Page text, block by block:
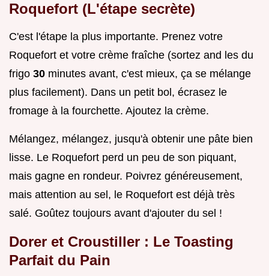
Roquefort (L'étape secrète)
C'est l'étape la plus importante. Prenez votre
Roquefort et votre crème fraîche (sortez and les du
frigo 30 minutes avant, c'est mieux, ça se mélange
plus facilement). Dans un petit bol, écrasez le
fromage à la fourchette. Ajoutez la crème.
Mélangez, mélangez, jusqu'à obtenir une pâte bien
lisse. Le Roquefort perd un peu de son piquant,
mais gagne en rondeur. Poivrez généreusement,
mais attention au sel, le Roquefort est déjà très
salé. Goûtez toujours avant d'ajouter du sel !
Dorer et Croustiller : Le Toasting
Parfait du Pain